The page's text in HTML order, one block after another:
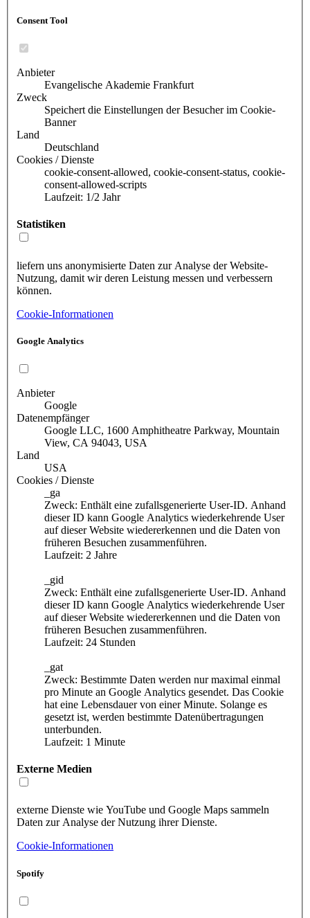
Consent Tool
Anbieter
Evangelische Akademie Frankfurt
Zweck
Speichert die Einstellungen der Besucher im Cookie-
Banner
Land
Deutschland
Cookies / Dienste
cookie-consent-allowed, cookie-consent-status, cookie-
consent-allowed-scripts
Laufzeit: 1/2 Jahr
Statistiken
liefern uns anonymisierte Daten zur Analyse der Website-
Nutzung, damit wir deren Leistung messen und verbessern
können.
Cookie-Informationen
Google Analytics
Anbieter
Google
Datenempfänger
Google LLC, 1600 Amphitheatre Parkway, Mountain
View, CA 94043, USA
Land
USA
Cookies / Dienste
_ga
Zweck: Enthält eine zufallsgenerierte User-ID. Anhand
dieser ID kann Google Analytics wiederkehrende User
auf dieser Website wiedererkennen und die Daten von
früheren Besuchen zusammenführen.
Laufzeit: 2 Jahre
_gid
Zweck: Enthält eine zufallsgenerierte User-ID. Anhand
dieser ID kann Google Analytics wiederkehrende User
auf dieser Website wiedererkennen und die Daten von
früheren Besuchen zusammenführen.
Laufzeit: 24 Stunden
_gat
Zweck: Bestimmte Daten werden nur maximal einmal
pro Minute an Google Analytics gesendet. Das Cookie
hat eine Lebensdauer von einer Minute. Solange es
gesetzt ist, werden bestimmte Datenübertragungen
unterbunden.
Laufzeit: 1 Minute
Externe Medien
externe Dienste wie YouTube und Google Maps sammeln
Daten zur Analyse der Nutzung ihrer Dienste.
Cookie-Informationen
Spotify